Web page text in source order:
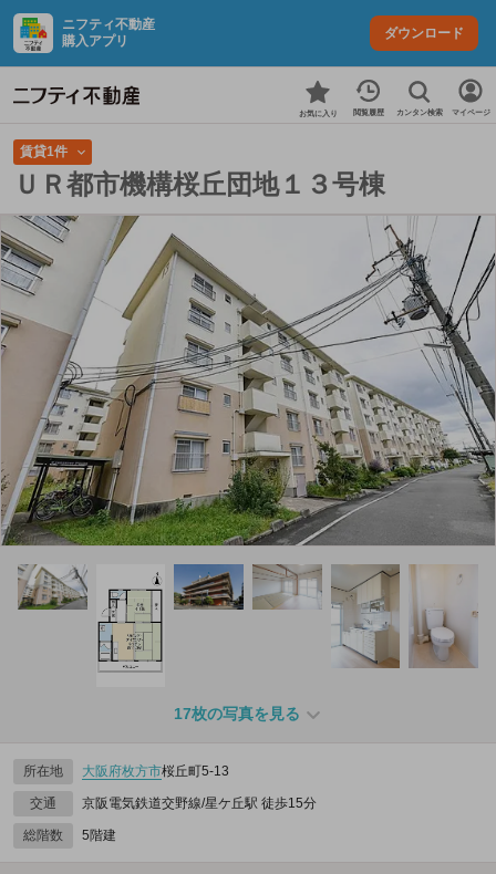
ニフティ不動産
購入アプリ
ダウンロード
お気に入り 閲覧履歴 カンタン検索 マイページ
賃貸1件
ＵＲ都市機構桜丘団地１３号棟
17枚の写真を見る
所在地 大阪府枚方市桜丘町5-13
交通 京阪電気鉄道交野線/星ケ丘駅 徒歩15分
総階数 5階建